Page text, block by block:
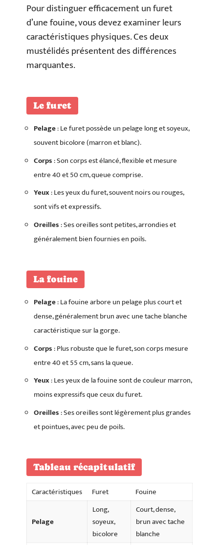
Pour distinguer efficacement un furet
d’une fouine, vous devez examiner leurs
caractéristiques physiques. Ces deux
mustélidés présentent des différences
marquantes.
Le furet
Pelage: Le furet possède un pelage long et soyeux,
souvent bicolore (marron et blanc).
Corps: Son corps est élancé, flexible et mesure
entre 40 et 50 cm, queue comprise.
Yeux: Les yeux du furet, souvent noirs ou rouges,
sont vifs et expressifs.
Oreilles: Ses oreilles sont petites, arrondies et
généralement bien fournies en poils.
La fouine
Pelage: La fouine arbore un pelage plus court et
dense, généralement brun avec une tache blanche
caractéristique sur la gorge.
Corps: Plus robuste que le furet, son corps mesure
entre 40 et 55 cm, sans la queue.
Yeux: Les yeux de la fouine sont de couleur marron,
moins expressifs que ceux du furet.
Oreilles: Ses oreilles sont légèrement plus grandes
et pointues, avec peu de poils.
Tableau récapitulatif
Caractéristiques Furet Fouine
Pelage
Long,
soyeux,
bicolore
Court, dense,
brun avec tache
blanche